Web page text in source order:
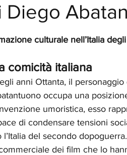
Diego
culturale nell’Italia
comicità italiana
anni Ottanta, il personaggio
occupa una
umoristica, esso
di condensare tensioni
del secondo
dei film che lo